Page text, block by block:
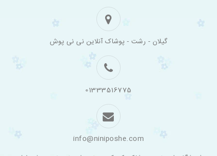
گیلان - رشت - پوشاک آنلاین نی نی پوش
01333516775
info@niniposhe.com